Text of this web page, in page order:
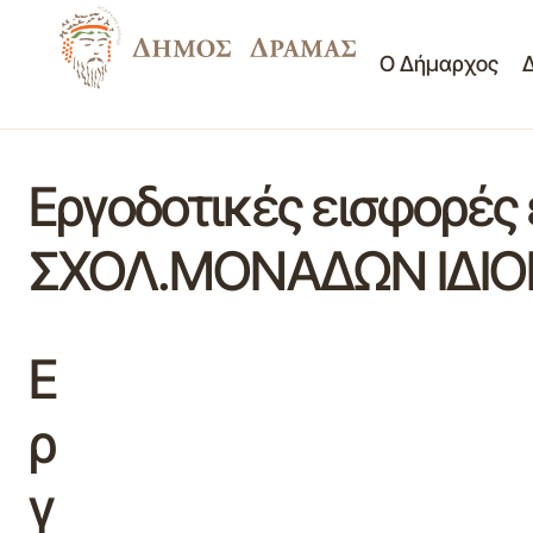
Ο Δήμαρχος
Εργοδοτικές
ΣΧΟΛ.ΜΟΝΑΔΩΝ
Ε
ρ
γ